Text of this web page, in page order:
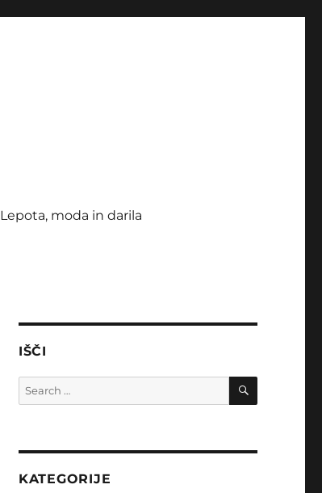
Lepota, moda in darila
IŠČI
Search
for:
SEARCH
KATEGORIJE